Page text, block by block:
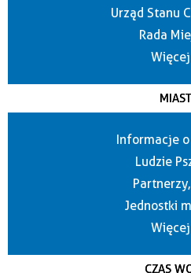
Urząd Stanu
Rada
Informacje
Ludzie
Jednostki
CZAS